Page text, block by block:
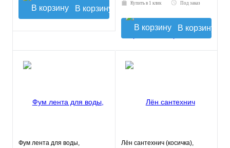
В корзину
Купить в 1 клик Под заказ
В корзину
Фум лента для воды,
Лён сантехнич (косичка),